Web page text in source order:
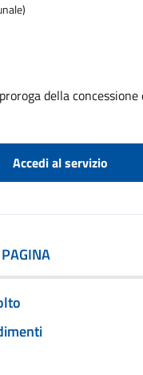
della
Accedi al servizio